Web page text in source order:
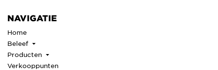
NAVIGATIE
Home
Beleef
Producten
Verkooppunten